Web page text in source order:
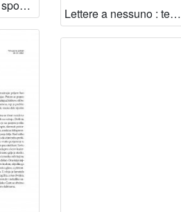
Kuzma Kovačić : spomenik Franji Tuđmanu u Zagrebu / [autori tekstova] Ivan Aralica, Ivan Rogić, Milan Bešlić ; [fotografije] Goran Vranić
Lettere a nessuno : testimonianze e documenti della guerra in Croazia / a cura di Ljiljana Avirović ; testi di Ivan Aralica ... [et al.] ; fotografie di Dario Almesberger ... [et al.]